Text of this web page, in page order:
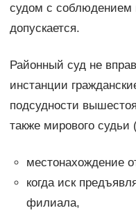
судом с соблюдением
допускается.
Районный суд не
инстанции
подсудности
также мирового
местонахождение
когда иск
филиала,